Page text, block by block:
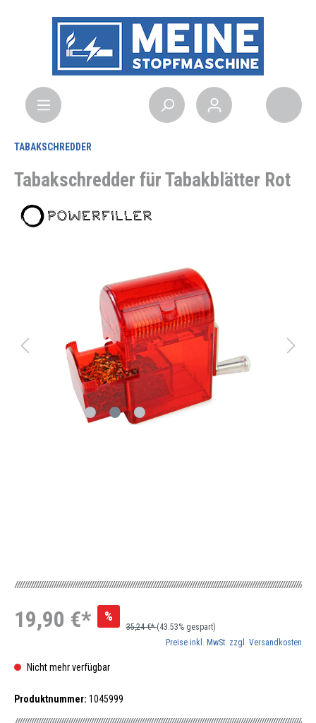
TABAKSCHREDDER
Tabakschredder für Tabakblätter Rot
19,90 €* %
35,24 €*(43.53% gespart)
Preise inkl. MwSt. zzgl. Versandkosten
Nicht mehr verfügbar
Produktnummer: 1045999